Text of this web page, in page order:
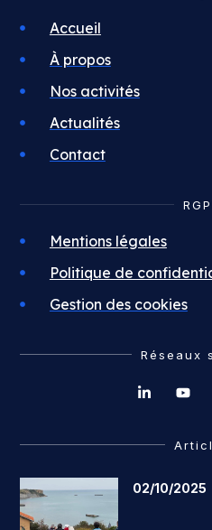
Accueil
À propos
Nos activités
Actualités
Contact
Mentions légales
Politique de
Gestion des cookies
Réseaux
02/10/2025